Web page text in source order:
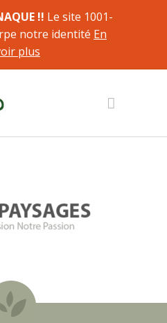
!! Le site 1001-
notre identité En
plus